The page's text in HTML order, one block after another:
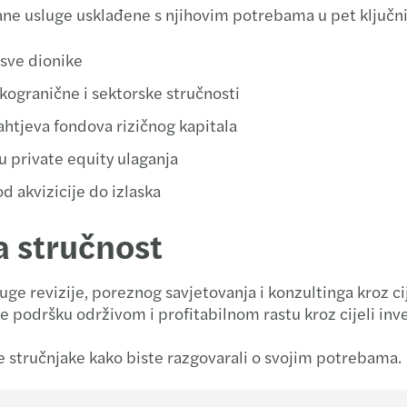
CEE
usluge usklađene s njihovim potrebama u pet
dionike
i sektorske stručnosti
fondova rizičnog kapitala
private equity ulaganja
akvizicije do izlaska
stručnost
revizije, poreznog savjetovanja i konzultinga kroz
podršku održivom i profitabilnom rastu kroz cijeli
kako biste razgovarali o svojim potrebama.